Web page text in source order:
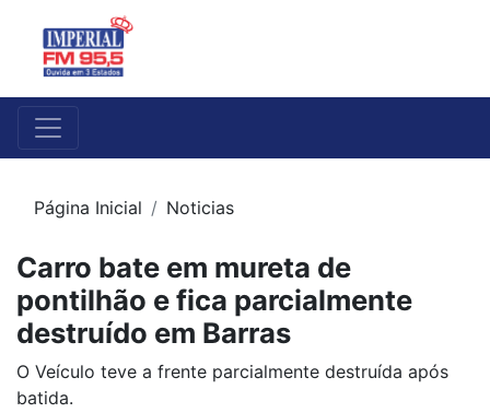
Página Inicial Noticias
Carro bate em mureta de
pontilhão e fica parcialmente
destruído em Barras
O Veículo teve a frente parcialmente destruída após
batida.